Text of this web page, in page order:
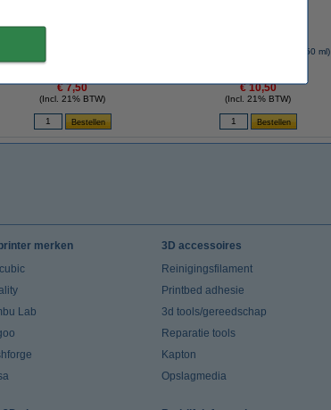
€ 7,50
(Incl. 21% BTW)
AF ISO250 isoclene spray (250 ml)
€ 10,50
(Incl. 21% BTW)
merken
Lab
3D accessoires
Reinigingsfilament
Printbed adhesie
3d tools/gereedschap
Reparatie tools
Kapton
Opslagmedia